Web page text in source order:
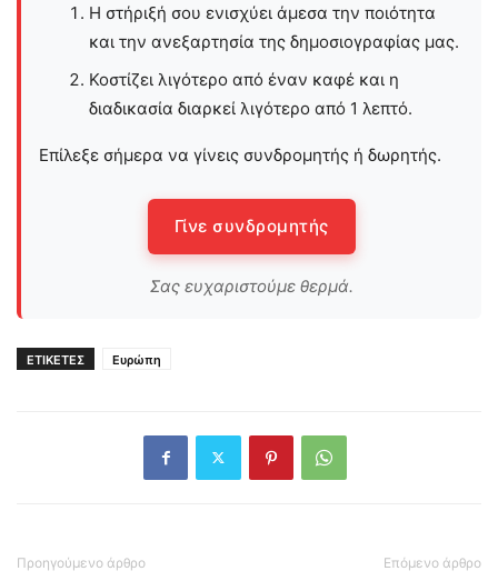
Η στήριξή σου ενισχύει άμεσα την ποιότητα
και την ανεξαρτησία της δημοσιογραφίας μας.
Κοστίζει λιγότερο από έναν καφέ και η
διαδικασία διαρκεί λιγότερο από 1 λεπτό.
Επίλεξε σήμερα να γίνεις συνδρομητής ή δωρητής.
Γίνε συνδρομητής
Σας ευχαριστούμε θερμά.
ΕΤΙΚΕΤΕΣ Ευρώπη
Προηγούμενο άρθρο Επόμενο άρθρο